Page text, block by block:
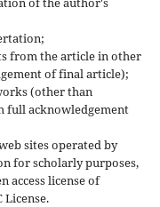
from the article in other
of final article);
(other than
full acknowledgement
sites operated by
for scholarly purposes,
access license of
License.